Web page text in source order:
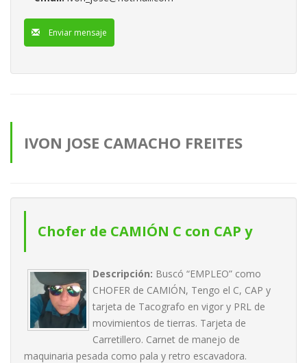
Enviar mensaje
IVON JOSE CAMACHO FREITES
Chofer de CAMIÓN C con CAP y
tarjeta de tacografo al día
Descripción: Buscó “EMPLEO” como
CHOFER de CAMIÓN, Tengo el C, CAP y
tarjeta de Tacografo en vigor y PRL de
movimientos de tierras. Tarjeta de
Carretillero. Carnet de manejo de
maquinaria pesada como pala y retro escavadora.